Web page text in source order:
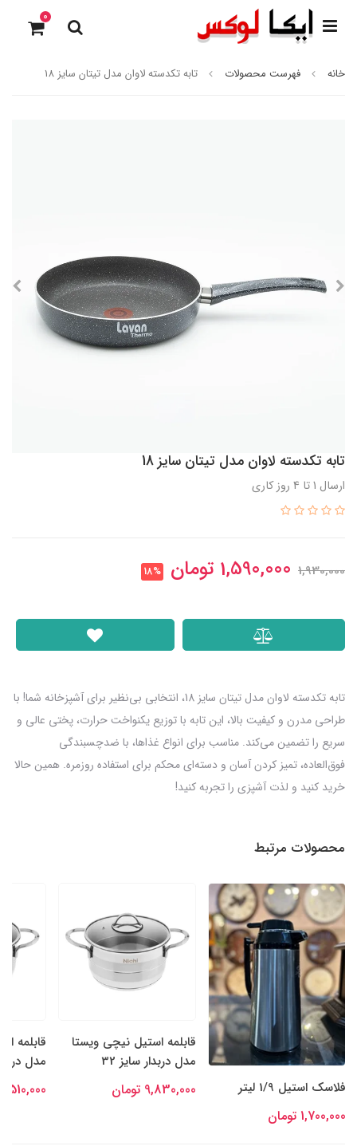
0
خانه فهرست محصولات تابه تکدسته لاوان مدل تیتان سایز 18
تابه تکدسته لاوان مدل تیتان سایز 18
ارسال 1 تا 4 روز کاری
1,930,000
1,590,000 تومان 18%
تابه تکدسته لاوان مدل تیتان سایز 18، انتخابی بی‌نظیر برای آشپزخانه شما! با
طراحی مدرن و کیفیت بالا، این تابه با توزیع یکنواخت حرارت، پختی عالی و
سریع را تضمین می‌کند. مناسب برای انواع غذاها، با ضدچسبندگی
فوق‌العاده، تمیز کردن آسان و دسته‌ای محکم برای استفاده روزمره. همین حالا
خرید کنید و لذت آشپزی را تجربه کنید!
محصولات مرتبط
فلاسک استیل 1/9 لیتر
1,700,000 تومان
قابلمه استیل نیچی ویستا
مدل دربدار سایز 32
9,830,000 تومان
قابلمه
مدل
7,510,000